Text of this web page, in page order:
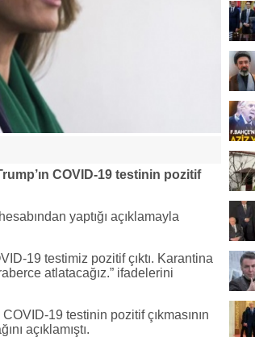
COVID-19 testinin pozitif
yaptığı açıklamayla
19 testimiz pozitif çıktı. Karantina
atlatacağız.” ifadelerini
19 testinin pozitif çıkmasının
açıklamıştı.